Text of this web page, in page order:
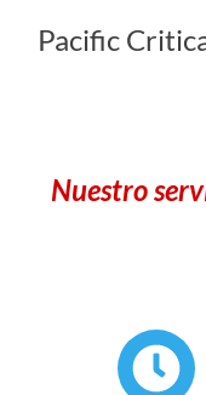
Pacific
Nuestro